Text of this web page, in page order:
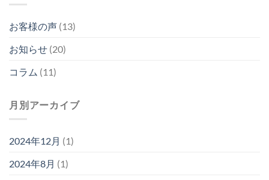
お客様の声 (13)
お知らせ (20)
コラム (11)
月別アーカイブ
2024年12月 (1)
2024年8月 (1)